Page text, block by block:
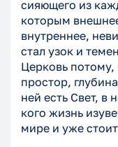
сияющего из
которым
внутреннее,
стал узок и
Церковь потому,
простор,
ней есть Свет, в
кого жизнь
мире и уже